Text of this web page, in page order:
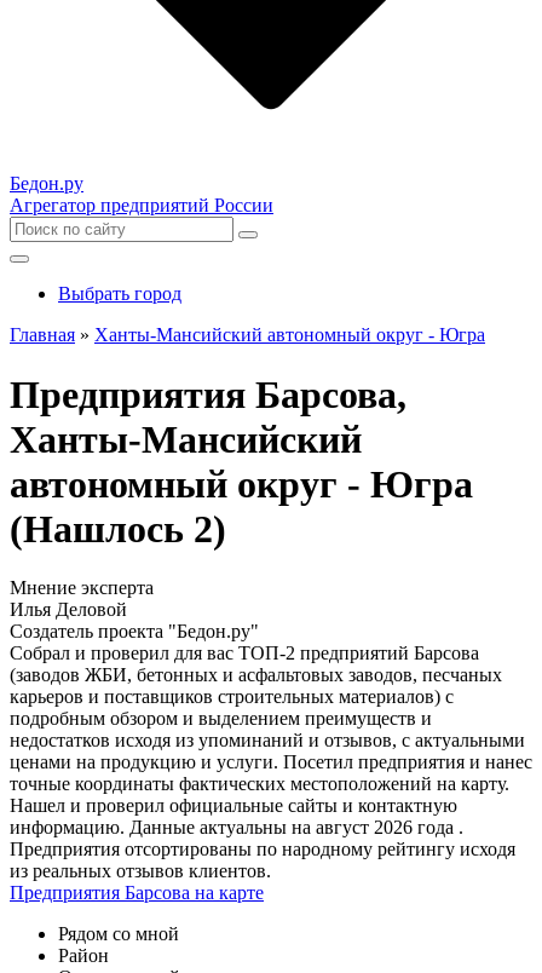
Бедон.ру
Агрегатор предприятий России
Выбрать город
Главная » Ханты-Мансийский автономный округ - Югра
Предприятия Барсова,
Ханты-Мансийский
автономный округ - Югра
(Нашлось 2)
Мнение эксперта
Илья Деловой
Создатель проекта "Бедон.ру"
Собрал и проверил для вас ТОП-2 предприятий Барсова
(заводов ЖБИ, бетонных и асфальтовых заводов, песчаных
карьеров и поставщиков строительных материалов) с
подробным обзором и выделением преимуществ и
недостатков исходя из упоминаний и отзывов, с актуальными
ценами на продукцию и услуги. Посетил предприятия и нанес
точные координаты фактических местоположений на карту.
Нашел и проверил официальные сайты и контактную
информацию. Данные актуальны на август 2026 года .
Предприятия отсортированы по народному рейтингу исходя
из реальных отзывов клиентов.
Предприятия Барсова на карте
Рядом со мной
Район